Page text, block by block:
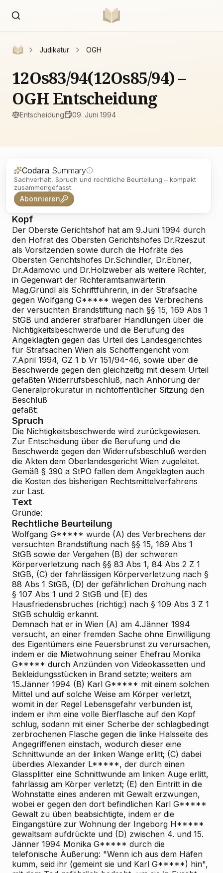
Judikatur OGH
12Os83/94(12Os85/94) –
OGH Entscheidung
Entscheidung 09. Juni 1994
Codara Summary
Sachverhalt, Spruch und rechtliche Beurteilung – kompakt
zusammengefasst.
Abonnieren
Kopf
Der Oberste Gerichtshof hat am 9.Juni 1994 durch
den Hofrat des Obersten Gerichtshofes Dr.Rzeszut
als Vorsitzenden sowie durch die Hofräte des
Obersten Gerichtshofes Dr.Schindler, Dr.Ebner,
Dr.Adamovic und Dr.Holzweber als weitere Richter,
in Gegenwart der Richteramtsanwärterin
Mag.Gründl als Schriftführerin, in der Strafsache
gegen Wolfgang G***** wegen des Verbrechens
der versuchten Brandstiftung nach §§ 15, 169 Abs 1
StGB und anderer strafbarer Handlungen über die
Nichtigkeitsbeschwerde und die Berufung des
Angeklagten gegen das Urteil des Landesgerichtes
für Strafsachen Wien als Schöffengericht vom
7.April 1994, GZ 1 b Vr 151/94-46, sowie über die
Beschwerde gegen den gleichzeitig mit diesem Urteil
gefaßten Widerrufsbeschluß, nach Anhörung der
Generalprokuratur in nichtöffentlicher Sitzung den
Beschluß
gefaßt:
Spruch
Die Nichtigkeitsbeschwerde wird zurückgewiesen.
Zur Entscheidung über die Berufung und die
Beschwerde gegen den Widerrufsbeschluß werden
die Akten dem Oberlandesgericht Wien zugeleitet.
Gemäß § 390 a StPO fallen dem Angeklagten auch
die Kosten des bisherigen Rechtsmittelverfahrens
zur Last.
Text
Gründe:
Rechtliche Beurteilung
Wolfgang G***** wurde (A) des Verbrechens der
versuchten Brandstiftung nach §§ 15, 169 Abs 1
StGB sowie der Vergehen (B) der schweren
Körperverletzung nach §§ 83 Abs 1, 84 Abs 2 Z 1
StGB, (C) der fahrlässigen Körperverletzung nach §
88 Abs 1 StGB, (D) der gefährlichen Drohung nach
§ 107 Abs 1 und 2 StGB und (E) des
Hausfriedensbruches (richtig:) nach § 109 Abs 3 Z 1
StGB schuldig erkannt.
Demnach hat er in Wien (A) am 4.Jänner 1994
versucht, an einer fremden Sache ohne Einwilligung
des Eigentümers eine Feuersbrunst zu verursachen,
indem er die Mietwohnung seiner Ehefrau Monika
G***** durch Anzünden von Videokassetten und
Bekleidungsstücken in Brand setzte; weiters am
15.Jänner 1994 (B) Karl G***** mit einem solchen
Mittel und auf solche Weise am Körper verletzt,
womit in der Regel Lebensgefahr verbunden ist,
indem er ihm eine volle Bierflasche auf den Kopf
schlug, sodann mit einer Scherbe der schlagbedingt
zerbrochenen Flasche gegen die linke Halsseite des
Angegriffenen einstach, wodurch dieser eine
Schnittwunde an der linken Wange erlitt; (C) dabei
überdies Alexander L*****, der durch einen
Glassplitter eine Schnittwunde am linken Auge erlitt,
fahrlässig am Körper verletzt; (E) den Eintritt in die
Wohnstätte eines anderen mit Gewalt erzwungen,
wobei er gegen den dort befindlichen Karl G*****
Gewalt zu üben beabsichtigte, indem er die
Eingangstüre zur Wohnung der Ingeborg H*****
gewaltsam aufdrückte und (D) zwischen 4. und 15.
Jänner 1994 Monika G***** durch die
telefonische Äußerung: "Wenn ich aus dem Häfen
kumm, seid ihr (gemeint sie und Karl G*****) hin",